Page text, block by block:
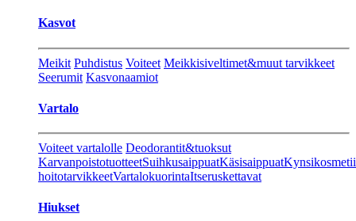
Kasvot
Meikit Puhdistus Voiteet Meikkisiveltimet&muut tarvikkeet
Seerumit Kasvonaamiot
Vartalo
Voiteet vartalolle Deodorantit&tuoksut
KarvanpoistotuotteetSuihkusaippuatKäsisaippuat
hoitotarvikkeetVartalokuorintaItseruskettavat
Hiukset